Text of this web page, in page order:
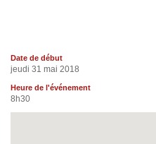
Date de début
jeudi 31 mai 2018
Heure de l'événement
8h30